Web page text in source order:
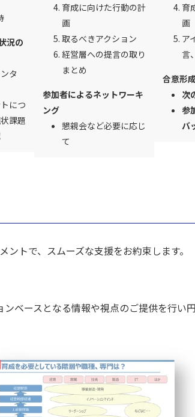
況の
タ
につ
課題
育成に向けた行動の計
画
取るべきアクション
経営層への提言の取り
まとめ
参加者によるネットワーキ
ング
懇親会など必要に応じ
て
育
画
ア
言
合意形
次
参
バ
トで、スムーズな支援をお約束します。
ベースとなる情報や視点のご提供を行い